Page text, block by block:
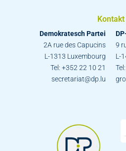
Kontakt
Demokratesch Partei
2A rue des Capucins
L-1313 Luxembourg
Tel: +352 22 10 21
secretariat@dp.lu
9
L-